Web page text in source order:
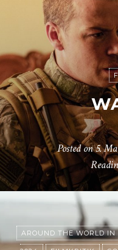
Posted on5.
AROUND THE WORLD